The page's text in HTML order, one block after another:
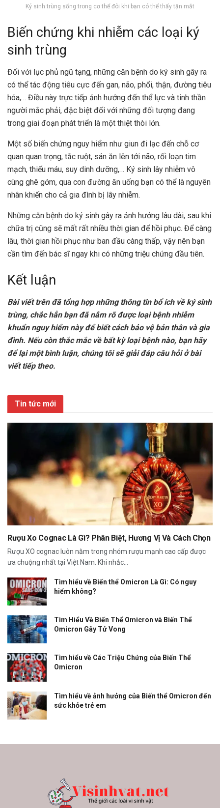
Ký sinh trùng sống trong cơ thể đôi khi bạn có thể thấy tận mắt
Biến chứng khi nhiễm các loại ký
sinh trùng
Đối với lục phủ ngũ tạng, những căn bệnh do ký sinh gây ra
có thể tác động tiêu cực đến gan, não, phổi, thận, đường tiêu
hóa,… Điều này trực tiếp ảnh hưởng đến thể lực và tinh thần
người mắc phải, đặc biệt đối với những đối tượng đang
trong giai đoạn phát triển là một thiệt thòi lớn.
Một số biến chứng nguy hiểm như giun đi lạc đến chỗ cơ
quan quan trọng, tắc ruột, sán ăn lên tới não, rối loạn tim
mạch, thiếu máu, suy dinh dưỡng,… Ký sinh lây nhiễm vô
cùng ghê gớm, qua con đường ăn uống bạn có thể là nguyên
nhân khiến cho cả gia đình bị lây nhiễm.
Những căn bệnh do ký sinh gây ra ảnh hưởng lâu dài, sau khi
chữa trị cũng sẽ mất rất nhiều thời gian để hồi phục. Để càng
lâu, thời gian hồi phục như ban đầu càng thấp, vậy nên bạn
cần tìm đến bác sĩ ngay khi có những triệu chứng đầu tiên.
Kết luận
Bài viết trên đã tổng hợp những thông tin bổ ích về ký sinh
trùng, chắc hẳn bạn đã nắm rõ được loại bệnh nhiễm
khuẩn nguy hiểm này để biết cách bảo vệ bản thân và gia
đình. Nếu còn thắc mắc về bất kỳ loại bệnh nào, bạn hãy
để lại một bình luận, chúng tôi sẽ giải đáp câu hỏi ở bài
viết tiếp theo.
Tin tức mới
Rượu Xo Cognac Là Gì? Phân Biệt, Hương Vị Và Cách Chọn
Rượu XO cognac luôn nằm trong nhóm rượu mạnh cao cấp được
ưa chuộng nhất tại Việt Nam. Khi nhắc...
Tìm hiểu về Biến thể Omicron Là Gì: Có nguy
hiểm không?
Tìm Hiểu Về Biến Thể Omicron và Biến Thể
Omicron Gây Tử Vong
Tìm hiểu về Các Triệu Chứng của Biến Thể
Omicron
Tìm hiểu về ảnh hưởng của Biến thể Omicron đến
sức khỏe trẻ em